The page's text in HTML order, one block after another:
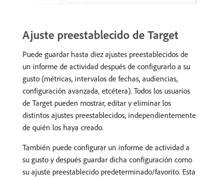
Ajuste preestablecido de Target
Puede guardar hasta diez ajustes preestablecidos de
un informe de actividad después de configurarlo a su
gusto (métricas, intervalos de fechas, audiencias,
configuración avanzada, etcétera). Todos los usuarios
de Target pueden mostrar, editar y eliminar los
distintos ajustes preestablecidos, independientemente
de quién los haya creado.
También puede configurar un informe de actividad a
su gusto y después guardar dicha configuración como
su ajuste preestablecido predeterminado/favorito. Esta